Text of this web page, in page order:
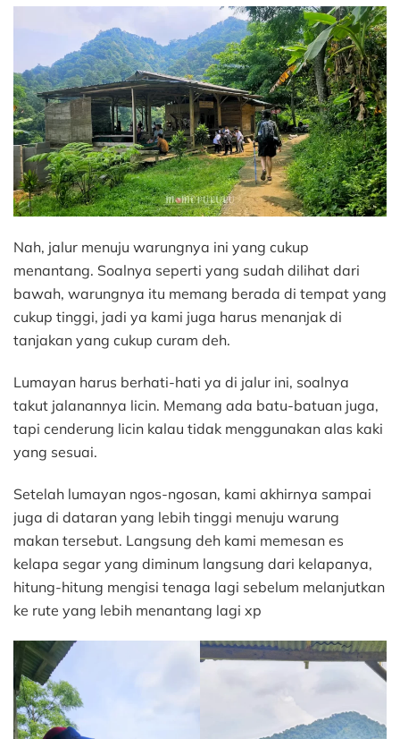
Nah, jalur menuju warungnya ini yang cukup
menantang. Soalnya seperti yang sudah dilihat dari
bawah, warungnya itu memang berada di tempat yang
cukup tinggi, jadi ya kami juga harus menanjak di
tanjakan yang cukup curam deh.
Lumayan harus berhati-hati ya di jalur ini, soalnya
takut jalanannya licin. Memang ada batu-batuan juga,
tapi cenderung licin kalau tidak menggunakan alas kaki
yang sesuai.
Setelah lumayan ngos-ngosan, kami akhirnya sampai
juga di dataran yang lebih tinggi menuju warung
makan tersebut. Langsung deh kami memesan es
kelapa segar yang diminum langsung dari kelapanya,
hitung-hitung mengisi tenaga lagi sebelum melanjutkan
ke rute yang lebih menantang lagi xp